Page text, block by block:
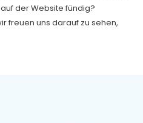
der Website fündig?
freuen uns darauf zu sehen,